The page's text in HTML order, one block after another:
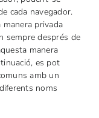
cada navegador.
privada
sempre després de
manera
es pot
amb un
noms